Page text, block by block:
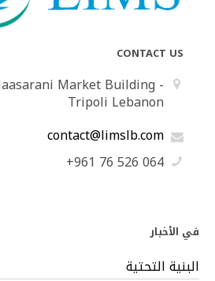
CONTACT US
Market Building -
Tripoli Lebanon
contact@limslb.com
+961 76 526 064
في الأخبار
البنية التحتية